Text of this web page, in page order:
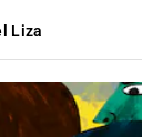
Liza